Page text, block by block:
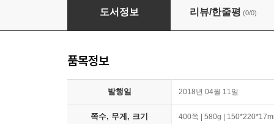
베트남 투자·창업자가 꼭 알아야 할 베트남 법
도서정보 리뷰/한줄평 (0/0)
품목정보
발행일 2018년 04월 11일
쪽수, 무게, 크기 400쪽 | 580g |